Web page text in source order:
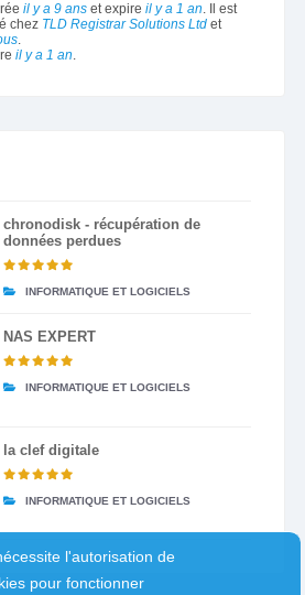
il y a 9 anset expire il y a 1 an. Il est
chez TLD Registrar Solutions Ltdet
.
il y a 1 an.
chronodisk - récupération de
données perdues
INFORMATIQUE ET LOGICIELS
NAS EXPERT
INFORMATIQUE ET LOGICIELS
la clef digitale
INFORMATIQUE ET LOGICIELS
l'autorisation de
pour fonctionner